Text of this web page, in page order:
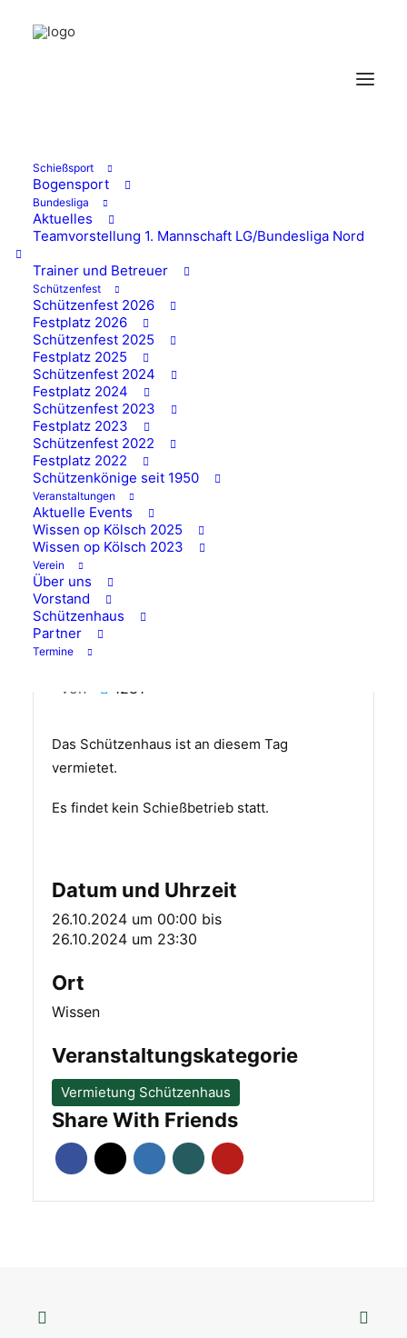
Schießsport
Bogensport
Bundesliga
Aktuelles
Teamvorstellung 1. Mannschaft LG/Bundesliga Nord
Trainer und Betreuer
Schützenfest
Schützenfest 2026
Festplatz 2026
Schützenfest 2025
Festplatz 2025
Schützenfest 2024
Festplatz 2024
Schützenfest 2023
Festplatz 2023
Schützenfest 2022
Festplatz 2022
Schützenkönige seit 1950
Veranstaltungen
Aktuelle Events
Wissen op Kölsch 2025
Wissen op Kölsch 2023
Verein
Über uns
Vorstand
Schützenhaus
Partner
Termine
Vermietung
Schützenhaus
12/05/2024
Vermietung Schützenhaus
von 1281
Das Schützenhaus ist an diesem Tag
vermietet.
Es findet kein Schießbetrieb statt.
Datum und Uhrzeit
26.10.2024 um 00:00 bis
26.10.2024 um 23:30
Ort
Wissen
Veranstaltungskategorie
Vermietung Schützenhaus
Share With Friends